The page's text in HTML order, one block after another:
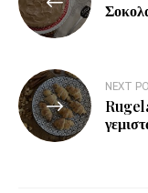
NEXT